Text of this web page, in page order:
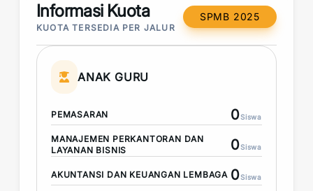
Informasi Kuota
KUOTA TERSEDIA PER JALUR
SPMB 2025
ANAK GURU
PEMASARAN 0Siswa
MANAJEMEN PERKANTORAN DAN
LAYANAN BISNIS
0Siswa
AKUNTANSI DAN KEUANGAN LEMBAGA 0Siswa